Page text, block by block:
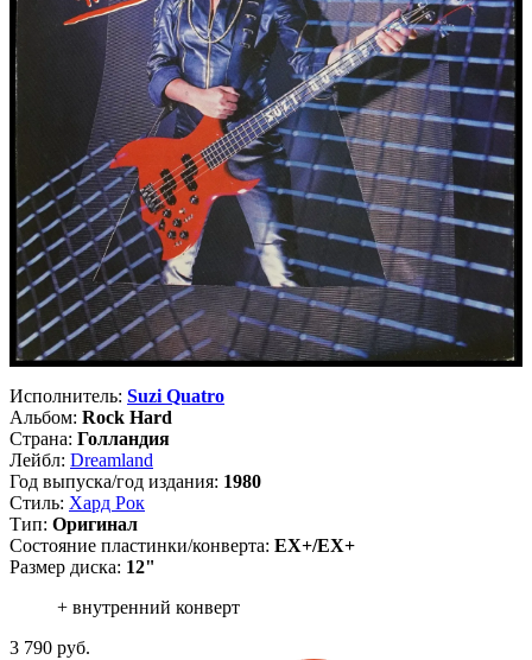
Исполнитель: Suzi Quatro
Альбом: Rock Hard
Страна: Голландия
Лейбл: Dreamland
Год выпуска/год издания: 1980
Стиль: Хард Рок
Тип: Оригинал
Состояние пластинки/конверта: EX+/EX+
Размер диска: 12"
+ внутренний конверт
3 790 руб.